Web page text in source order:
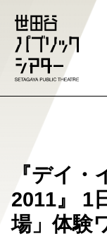
『デイ
2011』 1
場」体験